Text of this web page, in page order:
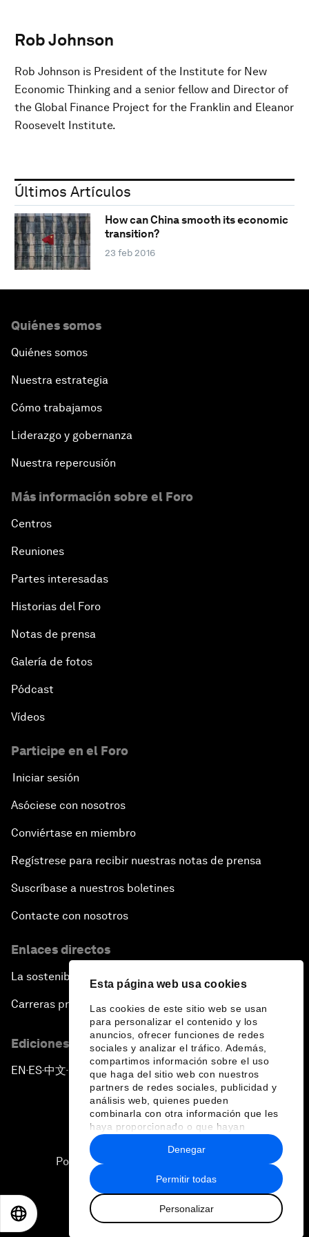
Esta página web usa cookies
Las cookies de este sitio web se usan
para personalizar el contenido y los
anuncios, ofrecer funciones de redes
sociales y analizar el tráfico. Además,
compartimos información sobre el uso
que haga del sitio web con nuestros
partners de redes sociales, publicidad y
análisis web, quienes pueden
combinarla con otra información que les
haya proporcionado o que hayan
recopilado a partir del uso que haya
hecho de sus servicios.
Permitir todas
Personalizar
Denegar
Rob Johnson
Rob Johnson is President of the Institute for New
Economic Thinking and a senior fellow and Director of
the Global Finance Project for the Franklin and Eleanor
Roosevelt Institute.
Últimos Artículos
How can China smooth its economic
transition?
23 feb 2016
Quiénes somos
Quiénes somos
Nuestra estrategia
Cómo trabajamos
Liderazgo y gobernanza
Nuestra repercusión
Más información sobre el Foro
Centros
Reuniones
Partes interesadas
Historias del Foro
Notas de prensa
Galería de fotos
Pódcast
Vídeos
Participe en el Foro
Iniciar sesión
Asóciese con nosotros
Conviértase en miembro
Regístrese para recibir nuestras notas de prensa
Suscríbase a nuestros boletines
Contacte con nosotros
Enlaces directos
La sostenibilidad en el Foro
Carreras profesionales
Ediciones en otros idiomas
EN ▪ES▪中文▪ 日本語
Política de privacidad y normas de uso
Sitemap
2026 Foro Económico Mundial